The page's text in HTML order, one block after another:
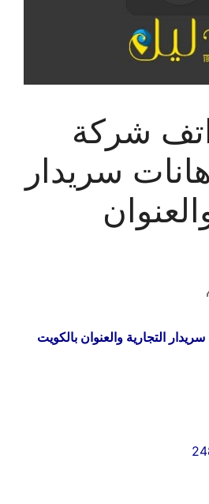
شركة
سريدار
التجارية والعنوان بالكويت